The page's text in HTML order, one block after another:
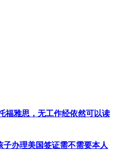
福雅思，无工作经依然可以读
子办理美国签证需不需要本人